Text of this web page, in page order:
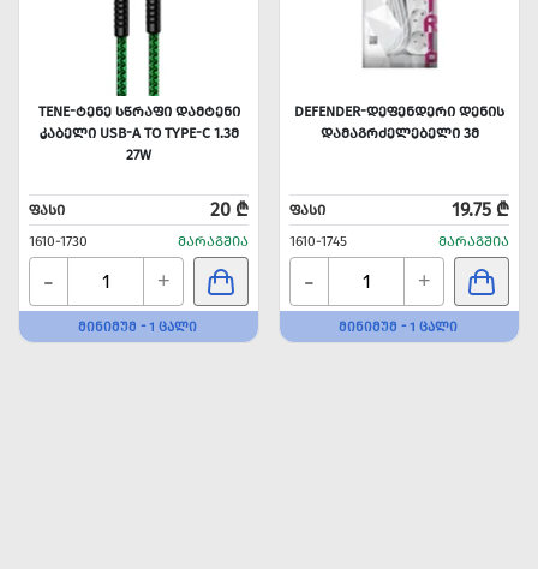
TENE-ᲢᲔᲜᲔ ᲡᲬᲠᲐᲤᲘ ᲓᲐᲛᲢᲔᲜᲘ
ᲙᲐᲑᲔᲚᲘ USB-A TO TYPE-C 1.3Მ
27W
ᲤᲐᲡᲘ 20 ₾
1610-1730 ᲛᲐᲠᲐᲒᲨᲘᲐ
- +
ᲛᲘᲜᲘᲛᲣᲛ - 1 ᲪᲐᲚᲘ
DEFENDER-ᲓᲔᲤᲔᲜᲓᲔᲠᲘ ᲓᲔᲜᲘᲡ
ᲓᲐᲛᲐᲒᲠᲫᲔᲚᲔᲑᲔᲚᲘ 3Მ
ᲤᲐᲡᲘ 19.75 ₾
1610-1745 ᲛᲐᲠᲐᲒᲨᲘᲐ
- +
ᲛᲘᲜᲘᲛᲣᲛ - 1 ᲪᲐᲚᲘ